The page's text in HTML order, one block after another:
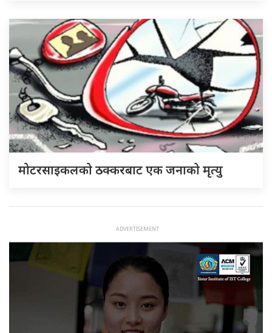
मोटरसाइकलको ठक्करबाट एक जनाको मृत्यु